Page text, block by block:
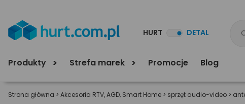
HURT DETAL
Produkty Strefa marek Promocje Blog
Strona główna > Akcesoria RTV, AGD, Smart Home > sprzęt audio-video >